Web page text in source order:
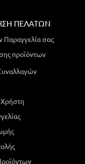
ΠΕΛΑΤΏΝ
Παραγγελία σας
προϊόντων